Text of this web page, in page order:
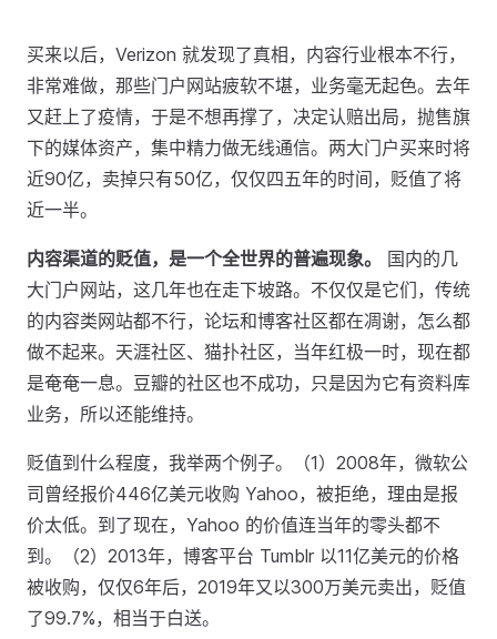
买来以后，Verizon 就发现了真相，内容行业根本不行，
非常难做，那些门户网站疲软不堪，业务毫无起色。去年
又赶上了疫情，于是不想再撑了，决定认赔出局，抛售旗
下的媒体资产，集中精力做无线通信。两大门户买来时将
近90亿，卖掉只有50亿，仅仅四五年的时间，贬值了将
近一半。
内容渠道的贬值，是一个全世界的普遍现象。
国内的几
大门户网站，这几年也在走下坡路。不仅仅是它们，传统
的内容类网站都不行，论坛和博客社区都在凋谢，怎么都
做不起来。天涯社区、猫扑社区，当年红极一时，现在都
是奄奄一息。豆瓣的社区也不成功，只是因为它有资料库
业务，所以还能维持。
贬值到什么程度，我举两个例子。（1）2008年，微软公
司曾经报价446亿美元收购 Yahoo，被拒绝，理由是报
价太低。到了现在，Yahoo 的价值连当年的零头都不
到。（2）2013年，博客平台 Tumblr 以11亿美元的价格
被收购，仅仅6年后，2019年又以300万美元卖出，贬值
了99.7%，相当于白送。